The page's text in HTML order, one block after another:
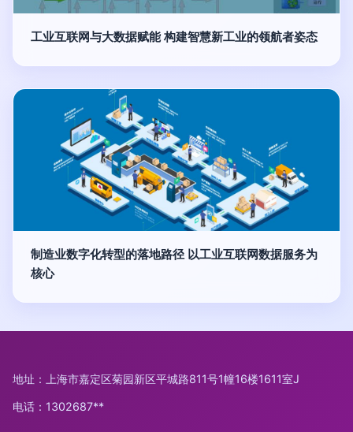
工业互联网与大数据赋能 构建智慧新工业的领航者姿态
制造业数字化转型的落地路径 以工业互联网数据服务为
核心
地址：上海市嘉定区菊园新区平城路811号1幢16楼1611室J
电话：1302687**